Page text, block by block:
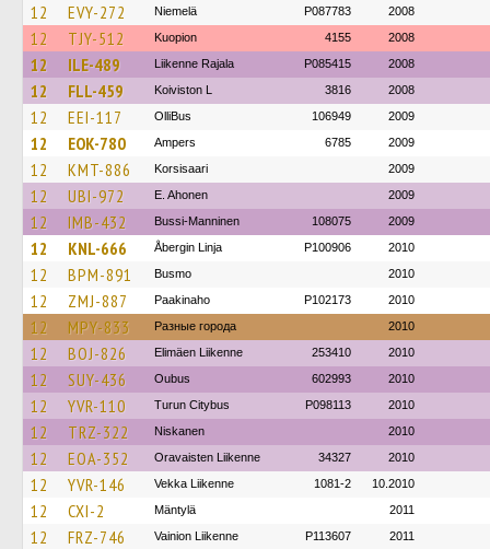
12 EVY-272 Niemelä P087783 2008
12 TJY-512 Kuopion 4155 2008
12 ILE-489 Liikenne Rajala P085415 2008
12 FLL-459 Koiviston L 3816 2008
12 EEI-117 OlliBus 106949 2009
12 EOK-780 Ampers 6785 2009
12 KMT-886 Korsisaari 2009
12 UBI-972 E. Ahonen 2009
12 IMB-432 Bussi-Manninen 108075 2009
12 KNL-666 Åbergin Linja P100906 2010
12 BPM-891 Busmo 2010
12 ZMJ-887 Paakinaho P102173 2010
12 MPY-833 Разные города 2010
12 BOJ-826 Elimäen Liikenne 253410 2010
12 SUY-436 Oubus 602993 2010
12 YVR-110 Turun Citybus P098113 2010
12 TRZ-322 Niskanen 2010
12 EOA-352 Oravaisten Liikenne 34327 2010
12 YVR-146 Vekka Liikenne 1081-2 10.2010
12 CXI-2 Mäntylä 2011
12 FRZ-746 Vainion Liikenne P113607 2011